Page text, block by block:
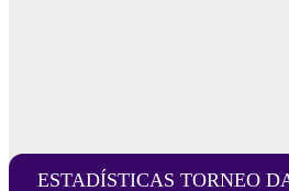
ESTADÍSTICAS TORNEO